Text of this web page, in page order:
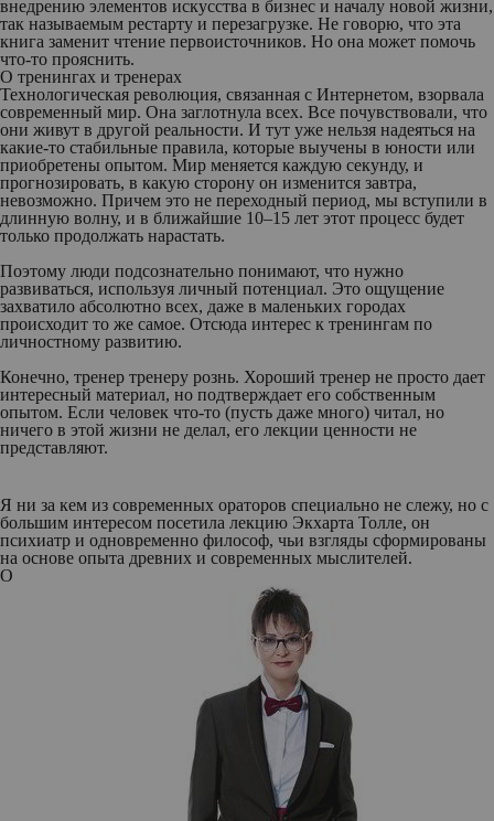
внедрению элементов искусства в бизнес и началу новой жизни,
так называемым рестарту и перезагрузке. Не говорю, что эта
книга заменит чтение первоисточников. Но она может помочь
что-то прояснить.
О тренингах и тренерах
Технологическая революция, связанная с Интернетом, взорвала
современный мир. Она заглотнула всех. Все почувствовали, что
они живут в другой реальности. И тут уже нельзя надеяться на
какие-то стабильные правила, которые выучены в юности или
приобретены опытом. Мир меняется каждую секунду, и
прогнозировать, в какую сторону он изменится завтра,
невозможно. Причем это не переходный период, мы вступили в
длинную волну, и в ближайшие 10–15 лет этот процесс будет
только продолжать нарастать.
Поэтому люди подсознательно понимают, что нужно
развиваться, используя личный потенциал. Это ощущение
захватило абсолютно всех, даже в маленьких городах
происходит то же самое. Отсюда интерес к тренингам по
личностному развитию.
Конечно, тренер тренеру рознь. Хороший тренер не просто дает
интересный материал, но подтверждает его собственным
опытом. Если человек что-то (пусть даже много) читал, но
ничего в этой жизни не делал, его лекции ценности не
представляют.
Я ни за кем из современных ораторов специально не слежу, но с
большим интересом посетила лекцию Экхарта Толле, он
психиатр и одновременно философ, чьи взгляды сформированы
на основе опыта древних и современных мыслителей.
О